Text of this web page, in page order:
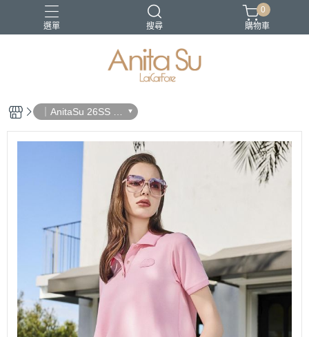
選單 搜尋
0
購物車
｜AnitaSu 26SS 春
夏新品｜